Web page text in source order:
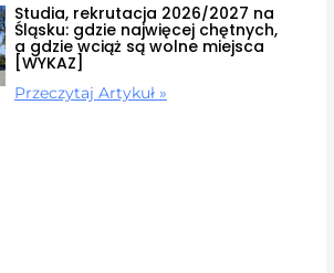
Studia, rekrutacja 2026/2027 na
Śląsku: gdzie najwięcej chętnych,
a gdzie wciąż są wolne miejsca
[WYKAZ]
Przeczytaj Artykuł »